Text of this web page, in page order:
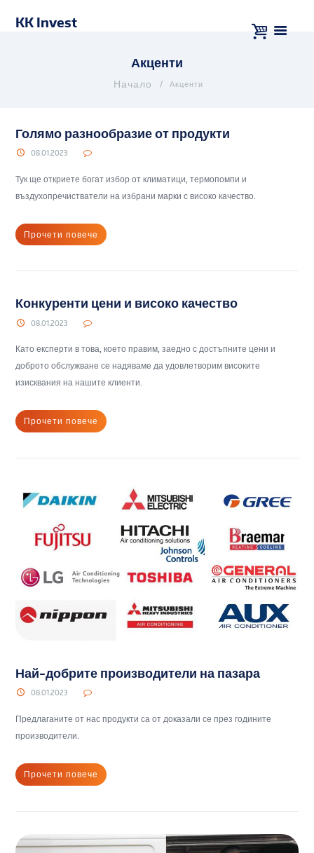
KK Invest
Акценти
Акценти
Голямо разнообразие от продукти
08.01.2023
Тук ще откриете богат избор от климатици, термопомпи и
въздухопречистватели на избрани марки с високо качество.
Прочети повече
Конкуренти цени и високо качество
08.01.2023
Като експерти в това, което правим, заедно с достъпните цени и
доброто обслужване се надяваме да удовлетворим високите
изисквания на нашите клиенти.
Прочети повече
Най-добрите производители на пазара
08.01.2023
Предлаганите от нас продукти са от доказали се през годините
производители.
Прочети повече